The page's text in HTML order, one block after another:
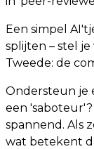
Een simpel
splijten – stel
Tweede: de
Ondersteun je
een
spannend. Als
wat betekent